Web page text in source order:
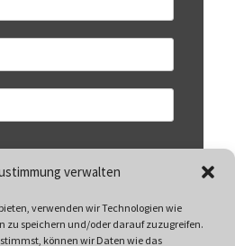
verwalten
verwenden wir Technologien wie
zu speichern und/oder darauf zuzugreifen.
können wir Daten wie das